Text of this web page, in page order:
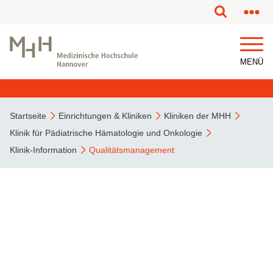
MENÜ
Startseite Einrichtungen & Kliniken
Kliniken der MHH
Klinik für Pädiatrische Hämatologie und Onkologie
Klinik-Information
Qualitätsmanagement